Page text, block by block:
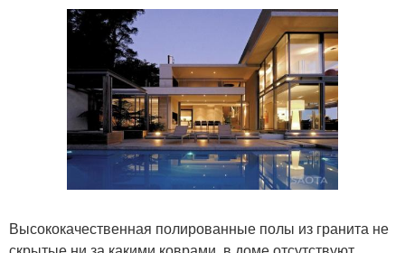
Высококачественная полированные полы из гранита не